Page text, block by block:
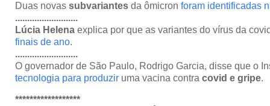
Duas novas subvariantes da ômicron foram identificadas
..........................
Lúcia Helena explica por que as variantes do vírus da
finais de ano.
..........................
O governador de São Paulo, Rodrigo Garcia, disse que o
tecnologia para produzir uma vacina contra covid e gripe.
******************